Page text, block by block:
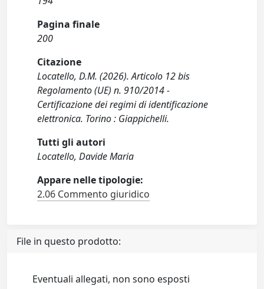
Pagina finale
200
Citazione
Locatello, D.M. (2026). Articolo 12 bis
Regolamento (UE) n. 910/2014 -
Certificazione dei regimi di identificazione
elettronica. Torino : Giappichelli.
Tutti gli autori
Locatello, Davide Maria
Appare nelle tipologie:
2.06 Commento giuridico
File in questo prodotto:
Eventuali allegati, non sono esposti